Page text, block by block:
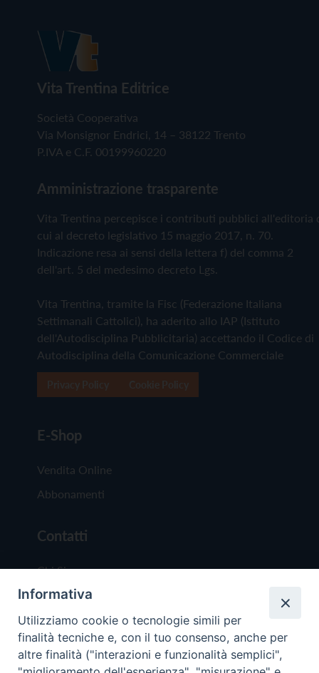
Vita Trentina Editrice
Società Cooperativa
Via Monsignor Endrici, 14 – 38122 Trento
P.IVA e C.F. 00199960220
Amministrazione trasparente
Vita Trentina percepisce i contributi pubblici all'editoria
cui al decreto legislativo 15 maggio 2017, n. 70.
Indicazione resa ai sensi della lettera f) del comma 2
dell'art. 5 del medesimo decreto Lgs.
Vita Trentina, tramite la Fisc (Federazione Italiana
Settimanali Cattolici), ha aderito allo IAP (Istituto
dell'Autodisciplina Pubblicitaria) accettando il Codice di
Autodisciplina della Comunicazione Commerciale
E-Shop
Vendita Online
Abbonamenti
Contatti
Chi Siamo
Redazione
Scrivici
Informativa
Utilizziamo cookie o tecnologie simili per
finalità tecniche e, con il tuo consenso, anche per
altre finalità ("interazioni e funzionalità semplici",